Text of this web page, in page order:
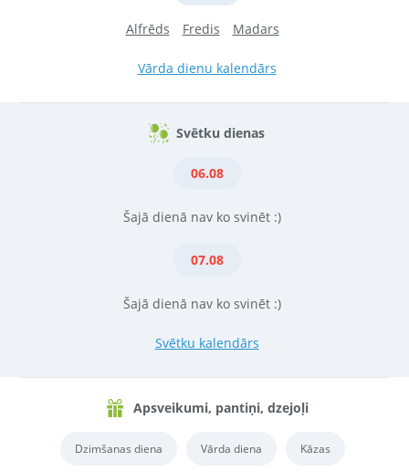
Alfrēds Fredis Madars
Vārda dienu kalendārs
Svētku dienas
06.08
Šajā dienā nav ko svinēt :)
07.08
Šajā dienā nav ko svinēt :)
Svētku kalendārs
Apsveikumi, pantiņi, dzejoļi
Dzimšanas diena Vārda diena Kāzas